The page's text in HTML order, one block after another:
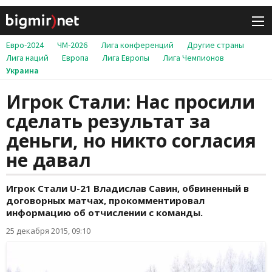
Евро-2024 ЧМ-2026 Лига конференций
Другие страны
Лига наций
Европа Лига Европы
Лига Чемпионов
Украина
Игрок Стали: Нас просили
сделать результат за
деньги, но никто согласия
не давал
Игрок Стали U-21 Владислав Савин, обвиненный в
договорных матчах, прокомментировал
информацию об отчислении с команды.
25 декабря 2015, 09:10